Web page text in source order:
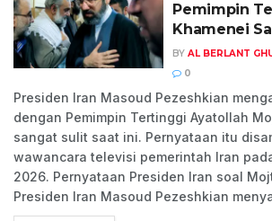
Pemimpin
Khamenei
BY AL BERLANT
0
Presiden Iran Masoud Pezeshkian
dengan Pemimpin Tertinggi Ayatollah
sangat sulit saat ini. Pernyataan itu
wawancara televisi pemerintah Iran
2026. Pernyataan Presiden Iran soal
Presiden Iran Masoud Pezeshkian